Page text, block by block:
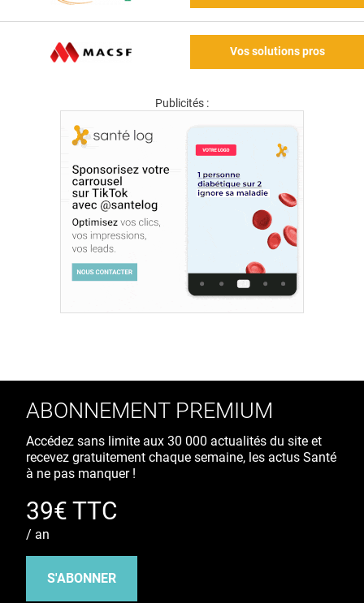
Vos solutions pros
Publicités :
ABONNEMENT PREMIUM
Accédez sans limite aux 30 000 actualités du site et
recevez gratuitement chaque semaine, les actus Santé
à ne pas manquer !
39€ TTC
/ an
S'ABONNER